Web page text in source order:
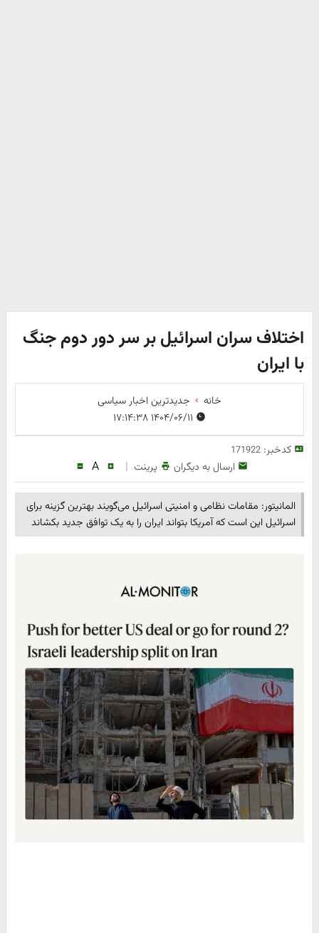
اختلاف سران اسرائیل بر سر دور دوم جنگ
با ایران
خانه
جدیدترین اخبار سیاسی
کدخبر:171922
ارسال به دیگران پرینت |
A
المانیتور: مقامات نظامی و امنیتی اسرائیل می‌گویند بهترین گزینه برای
اسرائیل این است که آمریکا بتواند ایران را به یک توافق جدید بکشاند